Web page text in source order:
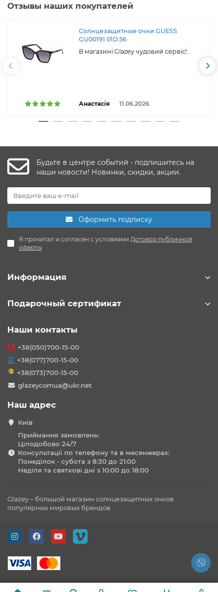
Отзывы наших покупателей
Солнцезащитные очки GUESS
GU00191 01D 56
В магазині Glazey чудовий сервіс!..
Анастасія 11.06.2026
Будьте в центре событий - подпишитесь на
наши новости! Новинки, скидки, акции.
Оформить подписку
Я прочитал и согласен с условиями Договор публичной
оферты
Информация
Подарочный сертификат
Наши контакты
+38(050)700-15-00
+38(077)700-15-00
+38(073)700-15-00
glazeycomua@ukr.net
Наш адрес
Київ
Приймання замовлень:
Цілодобово 24/7
Консультації по телефону та в месенжерах:
Понеділок - субота з 8:30 до 21:00
Неділя та святкові дні з 10:00 до 18:00
Glazey – большой магазин солнцезащитных очков
популярных мировых брендов